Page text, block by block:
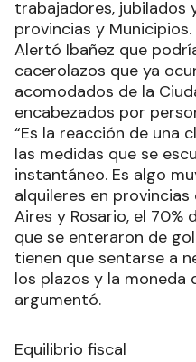
trabajadores, jubilados
provincias y Municipios.
Alertó Ibañez que
cacerolazos que ya
acomodados de la
encabezados por
“Es la reacción de una
las medidas que se
instantáneo. Es algo
alquileres en
Aires y Rosario, el 70%
que se enteraron de
tienen que sentarse a
los plazos y la moneda
argumentó.
Equilibrio fiscal